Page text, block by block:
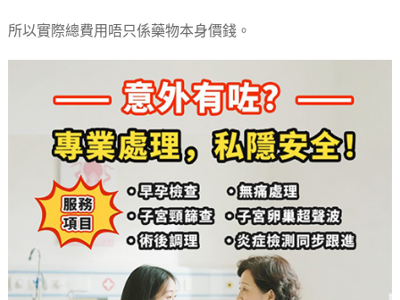
所以實際總費用唔只係藥物本身價錢。